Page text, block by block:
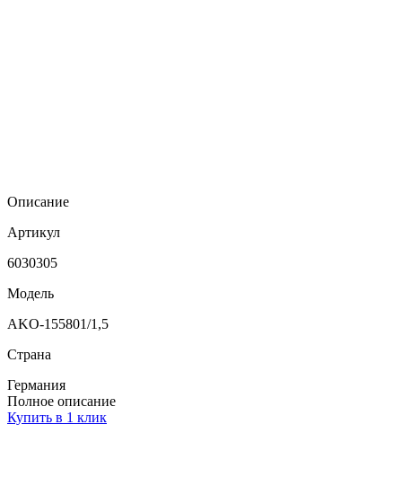
Описание
Артикул
6030305
Модель
AKO-155801/1,5
Страна
Германия
Полное описание
Купить в 1 клик